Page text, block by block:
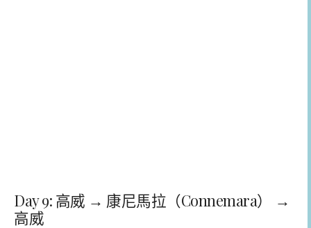
Day 9: 高威 → 康尼馬拉（Connemara） →
高威